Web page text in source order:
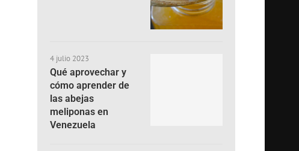
4 julio 2023
Qué aprovechar y
cómo aprender de
las abejas
meliponas en
Venezuela